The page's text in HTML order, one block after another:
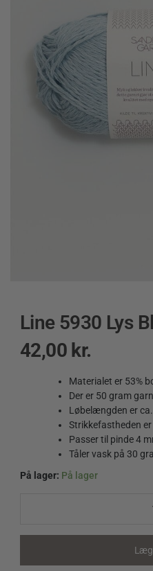
Line 5930 Lys
42,00 kr.
Materialet er 53%
Der er 50 gram
Løbelængden er
Strikkefastheden
Passer til pinde 4
Tåler vask på 30
På lager: På lager
Læg